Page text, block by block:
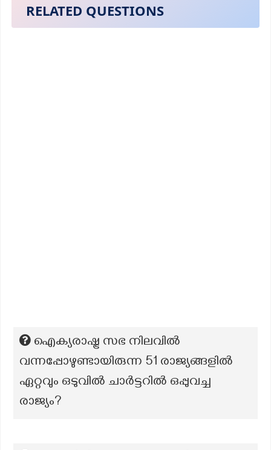
RELATED QUESTIONS
ഐക്യരാഷ്ട്ര സഭ നിലവിൽ
വന്നപ്പോഴുണ്ടായിരുന്ന 51 രാജ്യങ്ങളിൽ
ഏറ്റവും ഒടുവിൽ ചാർട്ടറിൽ ഒപ്പുവച്ച
രാജ്യം?